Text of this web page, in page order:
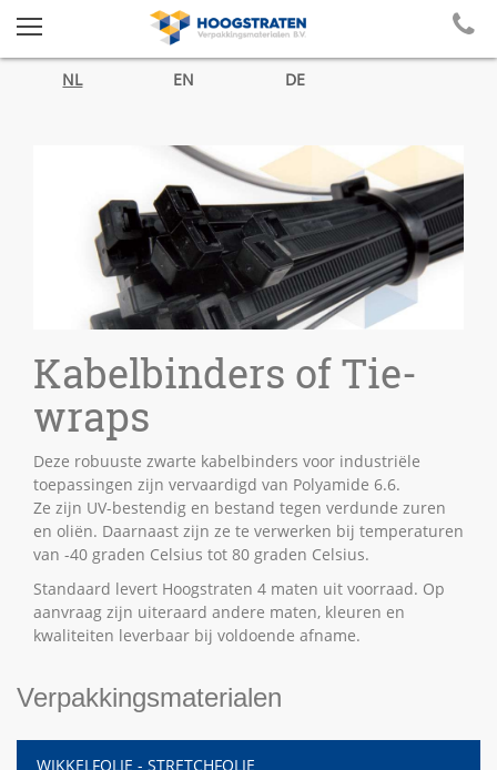
NL EN DE
Kabelbinders of Tie-
wraps
Deze robuuste zwarte kabelbinders voor industriële
toepassingen zijn vervaardigd van Polyamide 6.6.
Ze zijn UV-bestendig en bestand tegen verdunde zuren
en oliën. Daarnaast zijn ze te verwerken bij temperaturen
van -40 graden Celsius tot 80 graden Celsius.
Standaard levert Hoogstraten 4 maten uit voorraad. Op
aanvraag zijn uiteraard andere maten, kleuren en
kwaliteiten leverbaar bij voldoende afname.
Verpakkingsmaterialen
WIKKELFOLIE - STRETCHFOLIE